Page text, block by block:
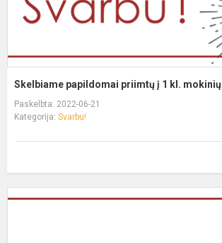
Skelbiame papildomai priimtų į 1 kl. mokinių
Paskelbta: 2022-06-21
Kategorija: Svarbu!